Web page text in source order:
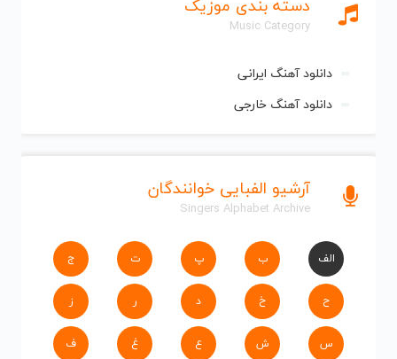
دسته بندی موزیک
Music Category
دانلود آهنگ ایرانی
دانلود آهنگ خارجی
آرشیو الفبایی خوانندگان
Singers Alphabet Archive
الف ب پ ت ج
ح خ د ر ز
س ش ع غ ف